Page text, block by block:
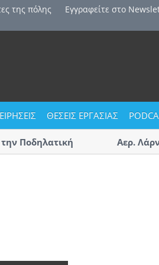
της πόλης Εγγραφείτε στο
ΘΕΣΕΙΣ ΕΡΓΑΣΙΑΣ
Ποδηλατική
Αερ.
αφίξεις –